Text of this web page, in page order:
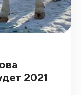
2021